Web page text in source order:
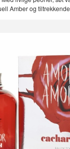
Amber og